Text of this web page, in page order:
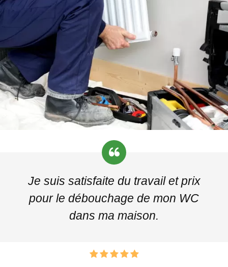
Je suis satisfaite du travail et prix
pour le débouchage de mon WC
dans ma maison.